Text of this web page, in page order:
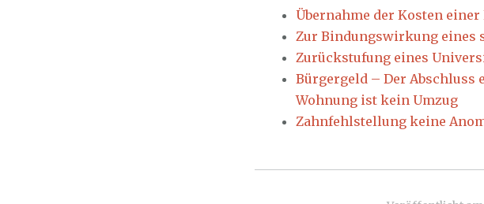
Übernahme der Kosten
Zur Bindungswirkung
Zurückstufung eines
Bürgergeld – Der Abschluss
Wohnung ist kein Umzug
Zahnfehlstellung keine